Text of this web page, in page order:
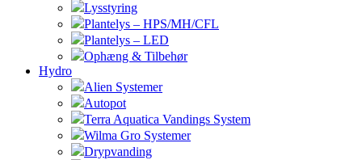
Lysstyring
Plantelys – HPS/MH/CFL
Plantelys – LED
Ophæng & Tilbehør
Hydro
Alien Systemer
Autopot
Terra Aquatica Vandings System
Wilma Gro Systemer
Drypvanding